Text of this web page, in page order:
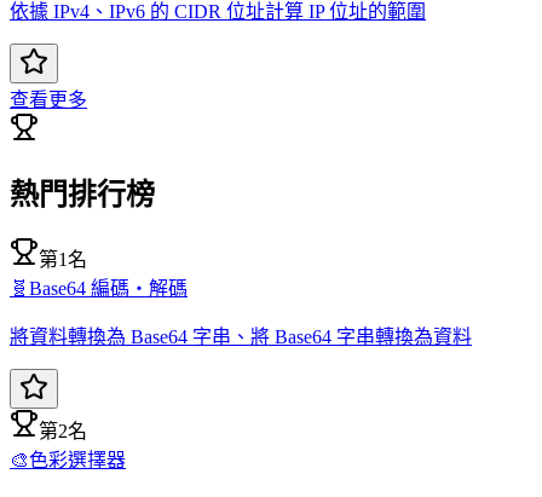
依據 IPv4、IPv6 的 CIDR 位址計算 IP 位址的範圍
查看更多
熱門排行榜
第1名
🧬 Base64 編碼・解碼
將資料轉換為 Base64 字串、將 Base64 字串轉換為資料
第2名
🎨色彩選擇器